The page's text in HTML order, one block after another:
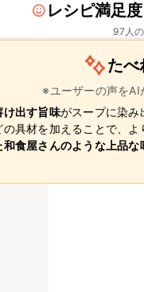
レシピ満足度
97 人
た
※ユーザーの声をAI
け出す旨味がスープに染み
具材を加えることで、
和食屋さんのような上品な